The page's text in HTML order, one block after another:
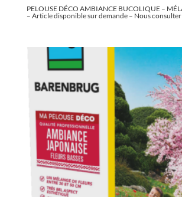
PELOUSE DÉCO AMBIANCE BUCOLIQUE –
– Article disponible sur demande – Nous